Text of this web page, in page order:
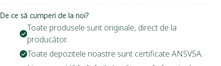
De ce să cumperi de la noi?
Toate produsele sunt originale, direct de la
producător.
Toate depozitele noastre sunt certificate ANSVSA.